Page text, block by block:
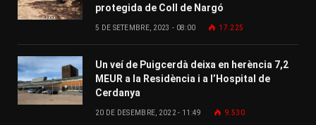
protegida de Coll de Nargó
5 DE SETEMBRE, 2023 - 08:00 17.225
Un veí de Puigcerdà deixa en herència 7,2
MEUR a la Residència i a l’Hospital de
Cerdanya
20 DE DESEMBRE, 2022 - 11:49 9.530